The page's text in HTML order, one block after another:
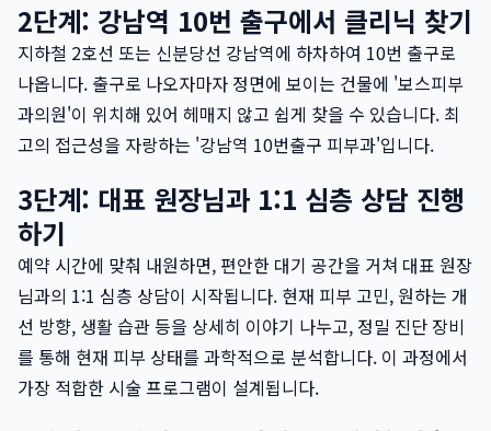
2단계: 강남역 10번 출구에서 클리닉 찾기
지하철 2호선 또는 신분당선 강남역에 하차하여 10번 출구로
나옵니다. 출구로 나오자마자 정면에 보이는 건물에 '보스피부
과의원'이 위치해 있어 헤매지 않고 쉽게 찾을 수 있습니다. 최
고의 접근성을 자랑하는 '강남역 10번출구 피부과'입니다.
3단계: 대표 원장님과 1:1 심층 상담 진행
하기
예약 시간에 맞춰 내원하면, 편안한 대기 공간을 거쳐 대표 원장
님과의 1:1 심층 상담이 시작됩니다. 현재 피부 고민, 원하는 개
선 방향, 생활 습관 등을 상세히 이야기 나누고, 정밀 진단 장비
를 통해 현재 피부 상태를 과학적으로 분석합니다. 이 과정에서
가장 적합한 시술 프로그램이 설계됩니다.